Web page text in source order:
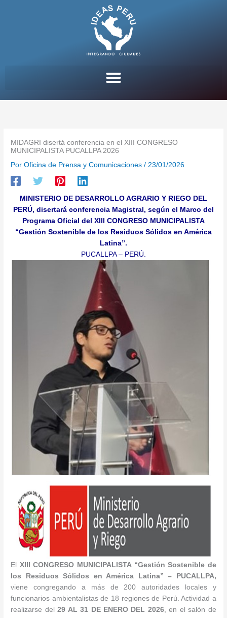
MIDAGRI disertá conferencia en el XIII CONGRESO
MUNICIPALISTA PUCALLPA 2026
PorOficina de Prensa y Comunicaciones/23/01/2026
MINISTERIO DE DESARROLLO AGRARIO Y RIEGO DEL
PERÚ, disertará conferencia Magistral, según el Marco del
Programa Oficial del XIII CONGRESO MUNICIPALISTA
“Gestión Sostenible de los Residuos Sólidos en América
Latina”.
PUCALLPA – PERÚ.
El XIIICONGRESO MUNICIPALISTA “Gestión Sostenible de
los Residuos Sólidos en América Latina” –
PUCALLPA,
viene congregando a más de 200 autoridades locales y
funcionarios ambientalistas de 18 regiones de Perú. Actividad a
realizarse del29 AL 31 DE ENERO DEL 2026, en el salón de